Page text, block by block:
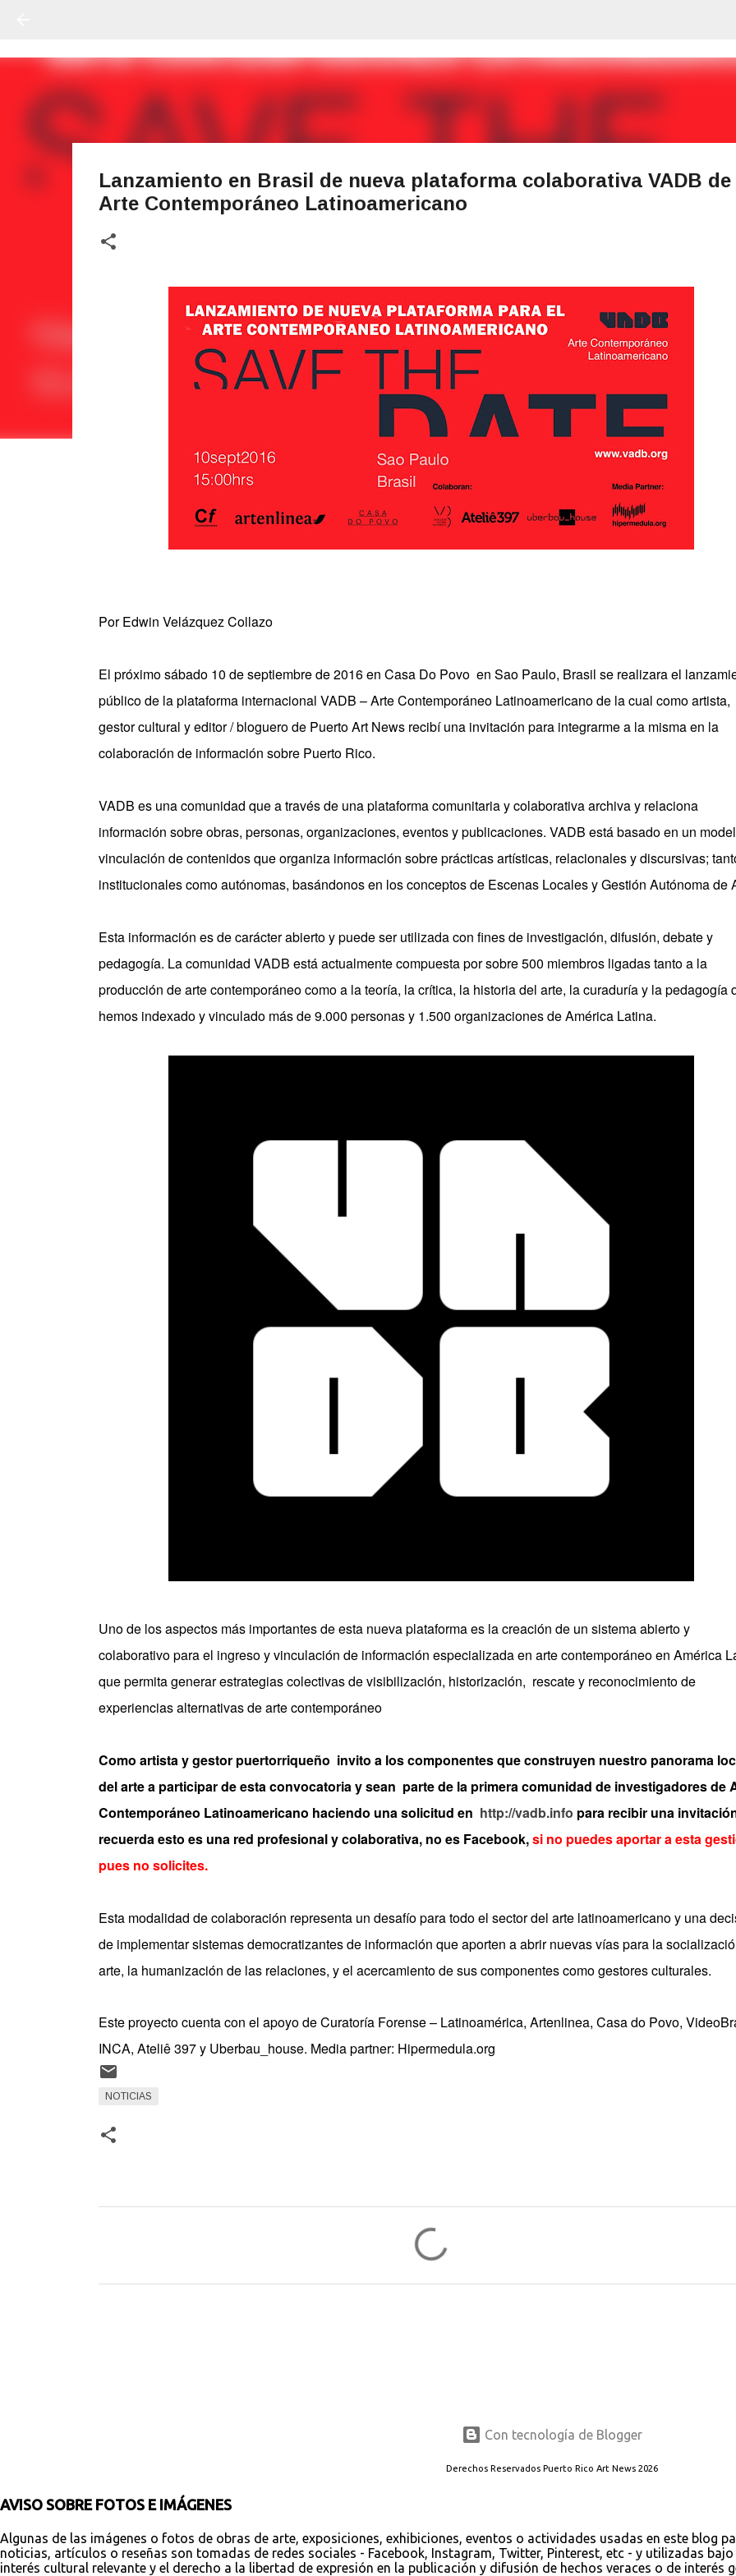
Lanzamiento en Brasil de nueva plataforma colaborativa VADB de
Arte Contemporáneo Latinoamericano
Por Edwin Velázquez Collazo
El próximo sábado 10 de septiembre de 2016 en Casa Do Povo en Sao Paulo, Brasil se realizara el
público de la plataforma internacional VADB – Arte Contemporáneo Latinoamericano de la cual como artista,
gestor cultural y editor / bloguero de Puerto Art News recibí una invitación para integrarme a la misma en la
colaboración de información sobre Puerto Rico.
VADB es una comunidad que a través de una plataforma comunitaria y colaborativa archiva y relaciona
información sobre obras, personas, organizaciones, eventos y publicaciones. VADB está basado en un
vinculación de contenidos que organiza información sobre prácticas artísticas, relacionales y discursivas;
institucionales como autónomas, basándonos en los conceptos de Escenas Locales y Gestión Autónoma de
Esta información es de carácter abierto y puede ser utilizada con fines de investigación, difusión, debate y
pedagogía. La comunidad VADB está actualmente compuesta por sobre 500 miembros ligadas tanto a la
producción de arte contemporáneo como a la teoría, la crítica, la historia del arte, la curaduría y la pedagogía
hemos indexado y vinculado más de 9.000 personas y 1.500 organizaciones de América Latina.
Uno de los aspectos más importantes de esta nueva plataforma es la creación de un sistema abierto y
colaborativo para el ingreso y vinculación de información especializada en arte contemporáneo en América
que permita generar estrategias colectivas de visibilización, historización, rescate y reconocimiento de
experiencias alternativas de arte contemporáneo
Como artista y gestor puertorriqueño invito a los componentes que construyen nuestro panorama
del arte a participar de esta convocatoria y sean parte de la primera comunidad de investigadores de
Contemporáneo Latinoamericano haciendo una solicitud en http://vadb.info para recibir una
recuerda esto es una red profesional y colaborativa, no es Facebook,si no puedes aportar a esta
pues no solicites.
Esta modalidad de colaboración representa un desafío para todo el sector del arte latinoamericano y una
de implementar sistemas democratizantes de información que aporten a abrir nuevas vías para la
arte, la humanización de las relaciones, y el acercamiento de sus componentes como gestores culturales.
Este proyecto cuenta con el apoyo de Curatoría Forense – Latinoamérica, Artenlinea, Casa do Povo,
INCA, Ateliê 397 y Uberbau_house. Media partner: Hipermedula.org
NOTICIAS
Con tecnología de Blogger
Derechos Reservados Puerto Rico Art News 2026
AVISO SOBRE FOTOS E IMÁGENES
Algunas de las imágenes o fotos de obras de arte, exposiciones, exhibiciones, eventos o actividades usadas en este blog
noticias, artículos o reseñas son tomadas de redes sociales - Facebook, Instagram, Twitter, Pinterest, etc - y utilizadas
interés cultural relevante y el derecho a la libertad de expresión en la publicación y difusión de hechos veraces o de interés